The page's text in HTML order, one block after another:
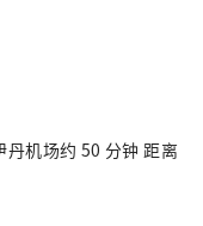
机场约 50 分钟 距离